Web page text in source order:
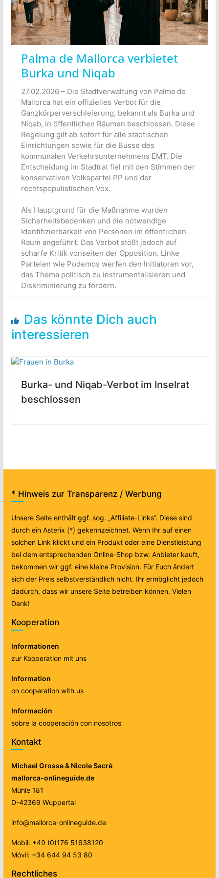
Palma de Mallorca verbietet
Burka und Niqab
27.02.2026 – Die Stadtverwaltung von Palma de
Mallorca hat ein offizielles Verbot für die
Ganzkörperverschleierung, bekannt als Burka und
Niqab, in öffentlichen Räumen beschlossen. Diese
Regelung gilt ab sofort für alle städtischen
Einrichtungen sowie für die Busse des
kommunalen Verkehrsunternehmens EMT. Die
Entscheidung im Stadtrat fiel mit den Stimmen der
konservativen Volkspartei PP und der
rechtspopulistischen Vox.
Als Hauptgrund für die Maßnahme wurden
Sicherheitsbedenken und die notwendige
Identifizierbarkeit von Personen im öffentlichen
Raum angeführt. Das Verbot stößt jedoch auf
scharfe Kritik vonseiten der Opposition. Linke
Parteien wie Podemos werfen den Initiatoren vor,
das Thema politisch zu instrumentalisieren und
Diskriminierung zu fördern.
Das könnte Dich auch
interessieren
Burka- und Niqab-Verbot im Inselrat
beschlossen
* Hinweis zur Transparenz / Werbung
Unsere Seite enthält ggf. sog. „Affiliate-Links“. Diese sind
durch ein Asterix (*) gekennzeichnet. Wenn Ihr auf einen
solchen Link klickt und ein Produkt oder eine Dienstleistung
bei dem entsprechenden Online-Shop bzw. Anbieter kauft,
bekommen wir ggf. eine kleine Provision. Für Euch ändert
sich der Preis selbstverständlich nicht. Ihr ermöglicht jedoch
dadurch, dass wir unsere Seite betreiben können. Vielen
Dank!
Kooperation
Informationen
zur Kooperation mit uns
Information
on cooperation with us
Información
sobre la cooperación con nosotros
Kontakt
Michael Grosse & Nicole Sacré
mallorca-onlineguide.de
Mühle 181
D-42369 Wuppertal
info@mallorca-onlineguide.de
Mobil: +49 (0)176 51638120
Móvil: +34 644 94 53 80
Rechtliches